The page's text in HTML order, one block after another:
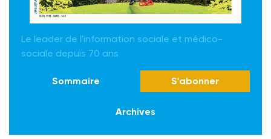
Le leader de l'information sociale et médico-
sociale depuis 70 ans
Sommaire S'abonner
Archives